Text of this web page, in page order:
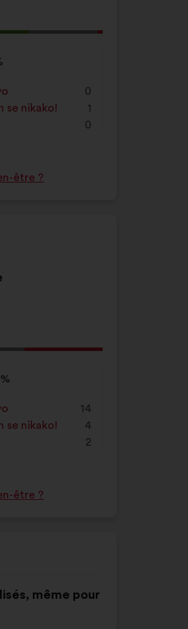
0
se nikako!
1
0
être ?
14
se nikako!
4
2
être ?
même pour